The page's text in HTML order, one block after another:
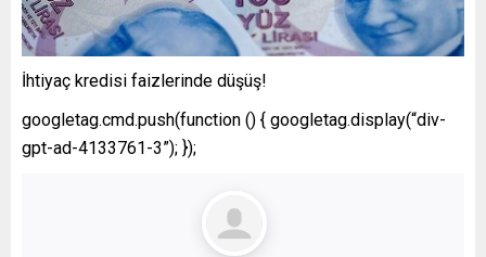
İhtiyaç kredisi faizlerinde düşüş!
googletag.cmd.push(function () { googletag.display(“div-
gpt-ad-4133761-3”); });